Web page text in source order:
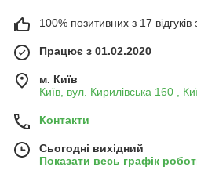
100% позитивних з 17 відгуків
Працює з 01.02.2020
м. Київ
Київ, вул. Кирилівська 160 ,
Контакти
Сьогодні вихідний
Показати весь графік